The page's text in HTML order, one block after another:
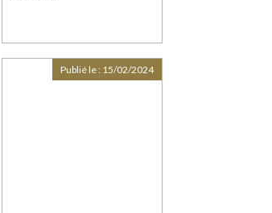
Publié le : 15/02/2024